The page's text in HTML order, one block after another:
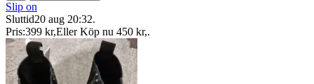
Slip on
Sluttid20 aug 20:32.
Pris:399 kr,Eller Köp nu 450 kr,.